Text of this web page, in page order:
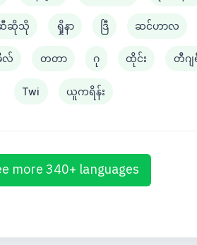
ဆိုသို ရှိုနာ ဒြီ ဆင်ဟာလ
လ် တတာ ဂု ထိုင်း တီဂ
Twi ယူကရိန်း
more 340+ languages